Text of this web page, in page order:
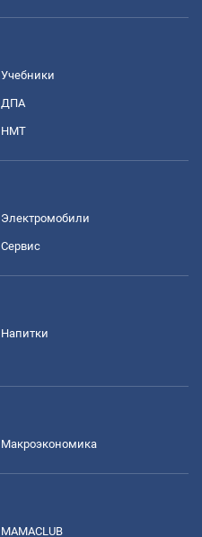
Учебники
ДПА
НМТ
Электромобили
Сервис
Напитки
Mакроэкономика
MAMACLUB